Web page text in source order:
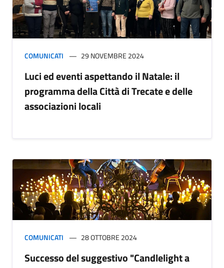
COMUNICATI 29 NOVEMBRE 2024
Luci ed eventi aspettando il Natale: il
programma della Città di Trecate e delle
associazioni locali
COMUNICATI 28 OTTOBRE 2024
Successo del suggestivo "Candlelight a